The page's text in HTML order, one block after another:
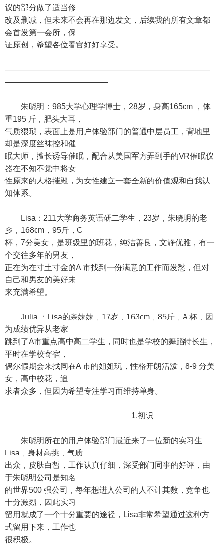
议的部分做了适当修
改及删减，但未来不会再在那边发文，后续我的所有文章都
会首发第一会所，保
证原创，希望各位看官好好享受。
——————————————————————————
—————————————
朱晓明：985大学心理学博士，28岁，身高165cm ，体
重195 斤，肥头大耳，
气质猥琐，表面上是用户体验部门的普通中层员工，背地里
却是深度丝袜控和催
眠大师，擅长诱导催眠，配合从美国军方弄到手的VR催眠仪
器在不知不觉中将女
性原来的人格摧毁，为女性建立一套全新的价值观和自我认
知体系。
Lisa：211大学商务英语研二学生，23岁，朱晓明的老
乡，168cm，95斤，C
杯，7分美女，是班级里的班花，纯洁善良，文静优雅，有一
个交往多年的男友，
正在为在寸土寸金的A 市找到一份满意的工作而发愁，但对
自己和男友的美好未
来充满希望。
Julia ：Lisa的亲妹妹，17岁，163cm，85斤，A 杯，因
为成绩优异从老家
跳到了A市重点高中高二学生，同时也是学校的舞蹈特长生，
平时在学校寄宿，
偶尔假期会来找同在A 市的姐姐玩，性格开朗活泼，8-9 分美
女，高中校花，追
求者众多，但因为希望专注学习而维持单身。
1.初识
朱晓明所在的用户体验部门最近来了一位新的实习生
Lisa，身材高挑，气质
出众，皮肤白皙，工作认真仔细，深受部门同事的好评，由
于朱晓明公司是知名
的世界500 强公司，每年想进入公司的人不计其数，竞争也
十分激烈，因此实习
留用就成了一个十分重要的途径，Lisa非常希望通过这种方
式留用下来，工作也
很积极。